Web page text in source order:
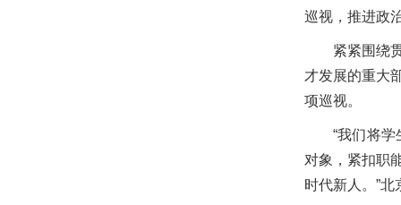
巡视，推进政
紧紧围绕
才发展的重大
项巡视。
“我们将
对象，紧扣职
时代新人。”